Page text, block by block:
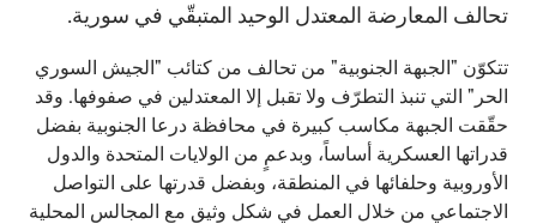
تحالف المعارضة المعتدل الوحيد المتبقّي في سورية.
تتكوّن "الجبهة الجنوبية" من تحالف من كتائب "الجيش السوري
الحر" التي تنبذ التطرّف ولا تقبل إلا المعتدلين في صفوفها. وقد
حقّقت الجبهة مكاسب كبيرة في محافظة درعا الجنوبية بفضل
قدراتها العسكرية أساساً، وبدعمٍ من الولايات المتحدة والدول
الأوروبية وحلفائها في المنطقة، وبفضل قدرتها على التواصل
الاجتماعي من خلال العمل في شكل وثيق مع المجالس المحلية